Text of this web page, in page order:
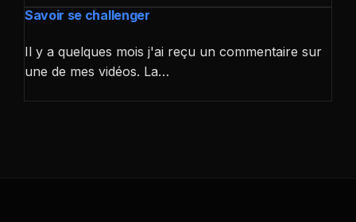
Savoir se challenger
Il y a quelques mois j'ai reçu un commentaire sur
une de mes vidéos. La…